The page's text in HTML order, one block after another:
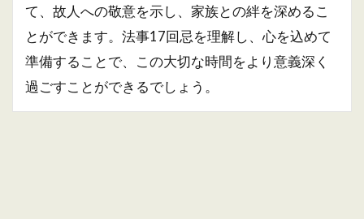
て、故人への敬意を示し、家族との絆を深めるこ
とができます。法事17回忌を理解し、心を込めて
準備することで、この大切な時間をより意義深く
過ごすことができるでしょう。